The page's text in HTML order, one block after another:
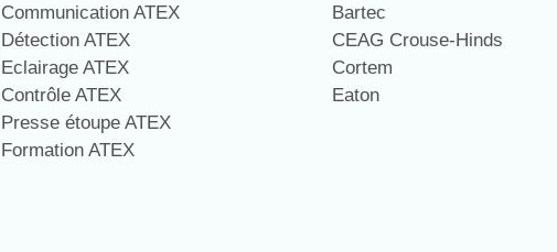
Communication ATEX
Détection ATEX
Eclairage ATEX
Contrôle ATEX
Presse étoupe ATEX
Formation ATEX
Bartec
CEAG Crouse-Hinds
Cortem
Eaton